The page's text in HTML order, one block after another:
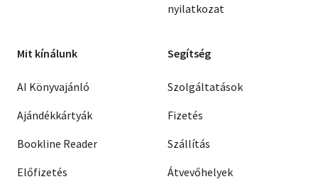
nyilatkozat
Mit kínálunk
AI Könyvajánló
Ajándékkártyák
Bookline Reader
Előfizetés
Segítség
Szolgáltatások
Fizetés
Szállítás
Átvevőhelyek